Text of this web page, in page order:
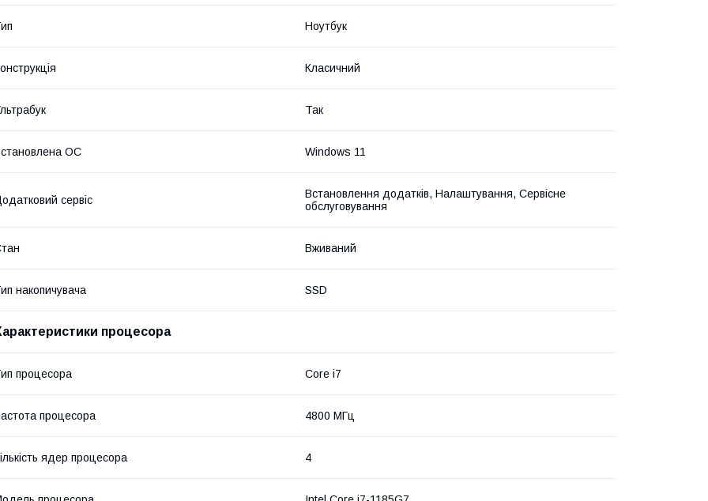
Ноутбук
Класичний
Так
ОС Windows 11
сервіс
Встановлення додатків, Налаштування, Сервісне
обслуговування
Вживаний
накопичувача SSD
процесора
процесора Core i7
процесора 4800 МГц
ядер процесора 4